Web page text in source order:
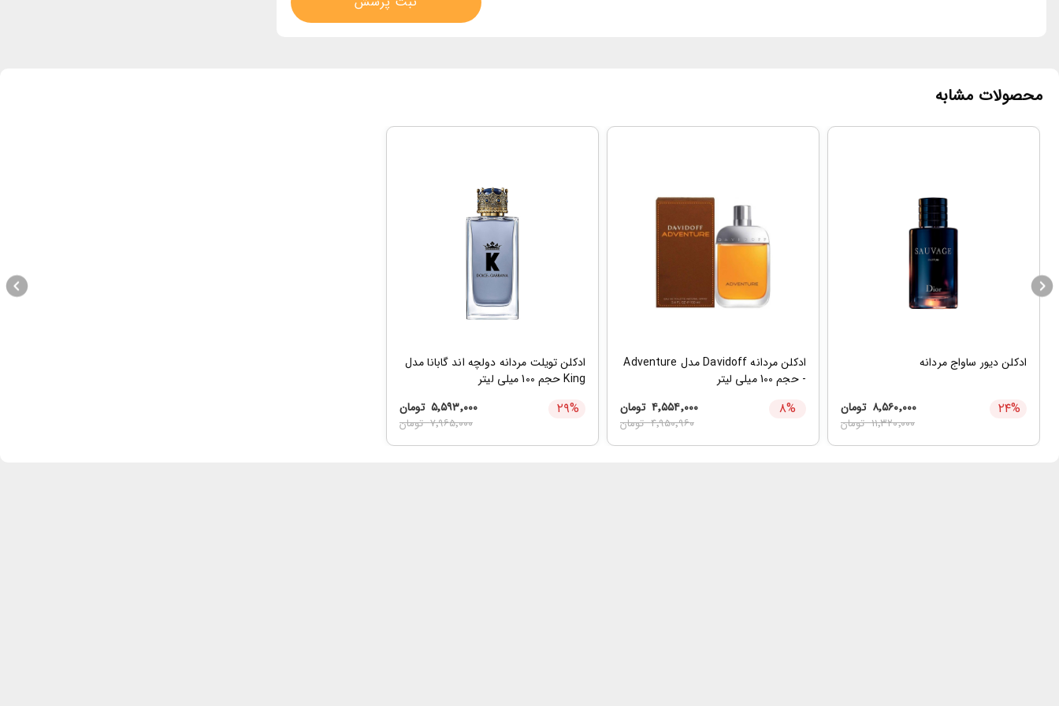
محصولات مشابه
ادکلن دیور ساواج مردانه
۲۴% ۸٬۵۶۰٬۰۰۰ تومان
۱۱٬۳۲۰٬۰۰۰تومان
ادکلن مردانه Davidoff مدل Adventure
- حجم 100 میلی لیتر
۸% ۴٬۵۵۴٬۰۰۰ تومان
۴٬۹۵۰٬۹۶۰تومان
ادکلن تویلت مردانه دولچه اند گابانا مدل
King حجم 100 میلی لیتر
۲۹% ۵٬۵۹۳٬۰۰۰ تومان
۷٬۹۶۵٬۰۰۰تومان